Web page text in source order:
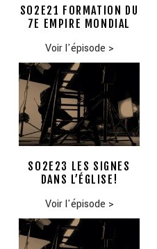
S02E21 FORMATION DU
7E EMPIRE MONDIAL
Voir l'épisode >
S02E23 LES SIGNES
DANS L’ÉGLISE!
Voir l'épisode >